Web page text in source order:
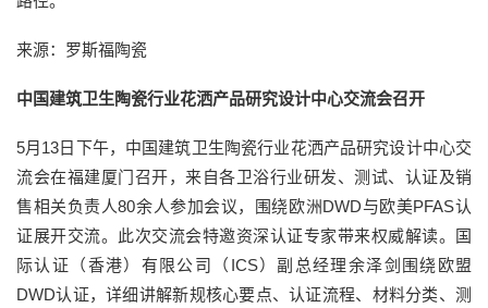
来源：罗斯福陶瓷
中国建筑卫生陶瓷行业花洒产品研究设计中心交流会召开
5月13日下午，中国建筑卫生陶瓷行业花洒产品研究设计中心交
流会在福建厦门召开，来自各卫浴行业研发、测试、认证及销
售相关负责人80余人参加会议，围绕欧洲DWD与欧美PFAS认
证展开交流。此次交流会特邀资深认证专家带来权威解读。国
际认证（香港）有限公司（ICS）副总经理余泽剑围绕欧盟
DWD认证，详细讲解新规核心要点、认证流程、材料分类、测